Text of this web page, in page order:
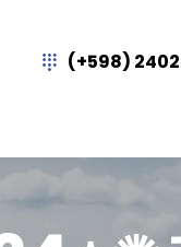
(+598) 2402